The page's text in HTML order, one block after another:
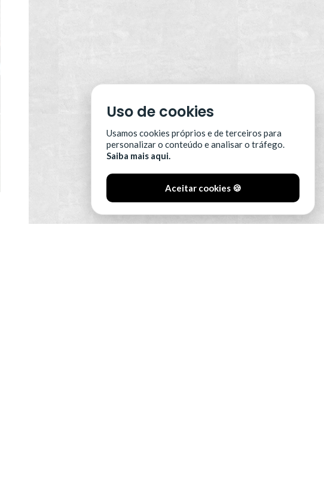
Uso de cookies
Usamos cookies próprios e de terceiros para
personalizar o conteúdo e analisar o tráfego.
Saiba mais aqui.
Aceitar cookies 🍪